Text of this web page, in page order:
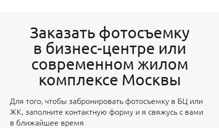
Заказать фотосъемку
в бизнес-центре или
современном жилом
комплексе Москвы
Для того, чтобы забронировать фотосъемку в БЦ или
ЖК, заполните контактную форму и я свяжусь с вами
в ближайшее время